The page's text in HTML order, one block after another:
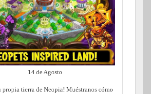
14 de Agosto
propia tierra de Neopia! Muéstranos cómo